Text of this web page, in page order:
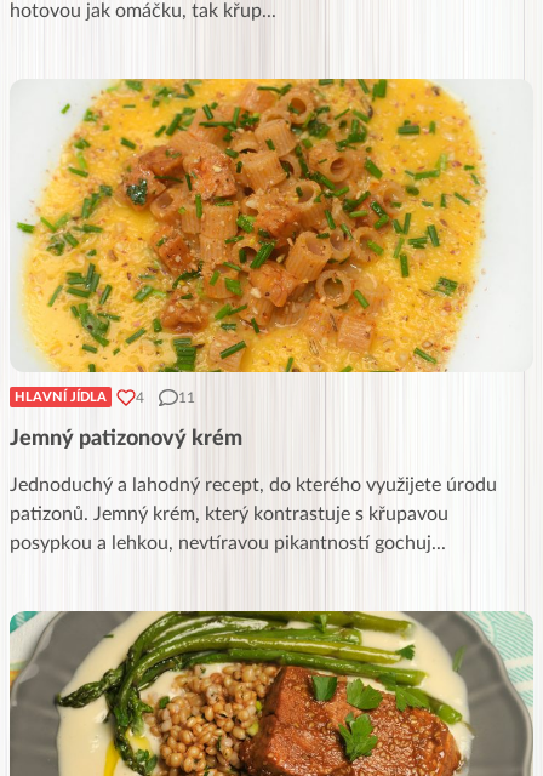
hotovou jak omáčku, tak křup...
HLAVNÍ JÍDLA 4 11
Jemný patizonový krém
Jednoduchý a lahodný recept, do kterého využijete úrodu
patizonů. Jemný krém, který kontrastuje s křupavou
posypkou a lehkou, nevtíravou pikantností gochuj...